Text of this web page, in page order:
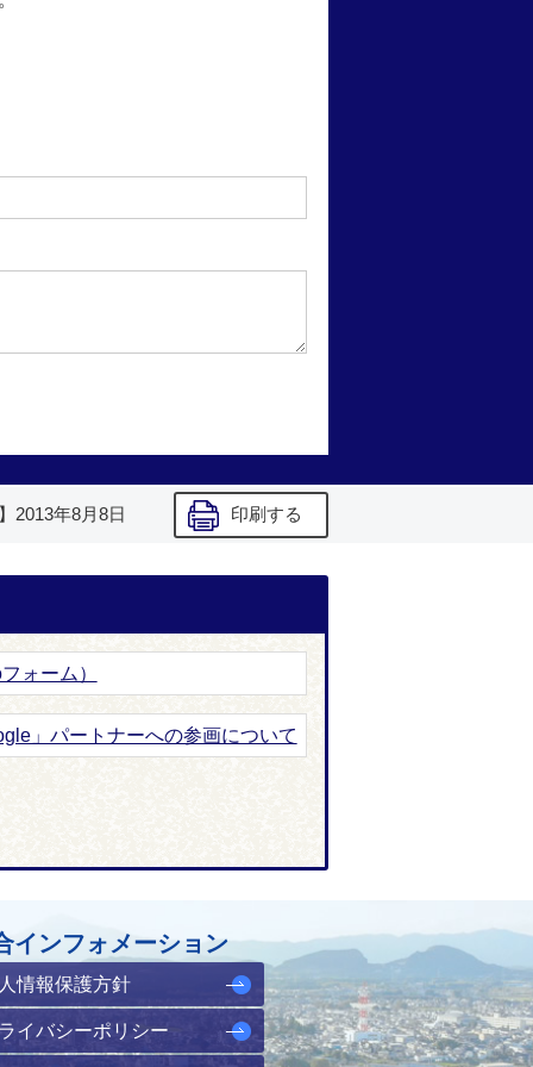
2013年8月8日 印刷する
ォーム）
」パートナーへの参画について
インフォメーション
情報保護方針
イバシーポリシー